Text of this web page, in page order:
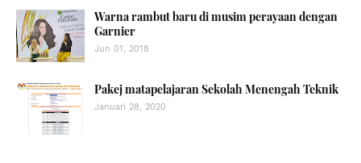
Warna rambut baru di musim perayaan dengan
Garnier
Jun 01, 2018
Pakej matapelajaran Sekolah Menengah Teknik
Januari 28, 2020